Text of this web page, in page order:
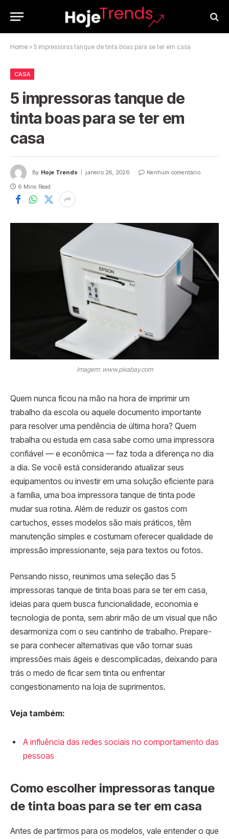
Home » 5 impressoras tanque de tinta boas para se ter em casa
CASA
5 impressoras tanque de
tinta boas para se ter em
casa
By Hoje Trends janeiro 26, 2026
Nenhum comentário
6 Mins Read
Imagem: www.pixabay.com
Quem nunca ficou na mão na hora de imprimir um
trabalho da escola ou aquele documento importante
para resolver uma pendência de última hora? Quem
trabalha ou estuda em casa sabe como uma impressora
confiável — e econômica — faz toda a diferença no dia
a dia. Se você está considerando atualizar seus
equipamentos ou investir em uma solução eficiente para
a família, uma boa impressora tanque de tinta pode
mudar sua rotina. Além de reduzir os gastos com
cartuchos, esses modelos são mais práticos, têm
manutenção simples e costumam oferecer qualidade de
impressão impressionante, seja para textos ou fotos.
Pensando nisso, reunimos uma seleção das 5
impressoras tanque de tinta boas para se ter em casa,
ideias para quem busca funcionalidade, economia e
tecnologia de ponta, sem abrir mão de um visual que não
desarmoniza com o seu cantinho de trabalho. Prepare-
se para conhecer alternativas que vão tornar suas
impressões mais ágeis e descomplicadas, deixando para
trás o medo de ficar sem tinta ou enfrentar
congestionamento na loja de suprimentos.
Veja também:
A influência das redes sociais no comportamento das
pessoas
Como escolher impressoras tanque
de tinta boas para se ter em casa
Antes de partirmos para os modelos, vale entender o que